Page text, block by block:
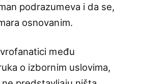
podrazumeva i da se,
osnovanim.
među
o izbornim uslovima,